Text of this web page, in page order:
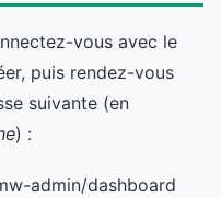
vous avec le
puis rendez-vous
suivante (en
) :
admin/dashboard